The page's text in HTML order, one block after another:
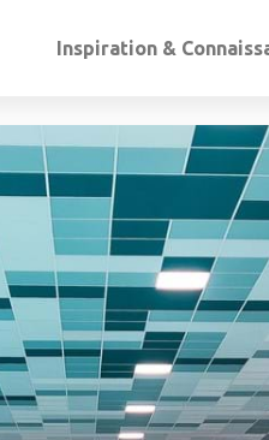
Inspiration &